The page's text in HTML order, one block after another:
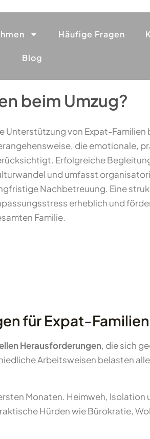
Häufige Fragen
Blog
beim Umzug?
Unterstützung von Expat-
die emotionale,
Erfolgreiche
und umfasst
Nachbetreuung. Eine
erheblich und
Familie.
für Expat-
Herausforderungen, die sich
Arbeitsweisen belasten
Monaten. Heimweh, Isolation
Hürden wie Bürokratie,